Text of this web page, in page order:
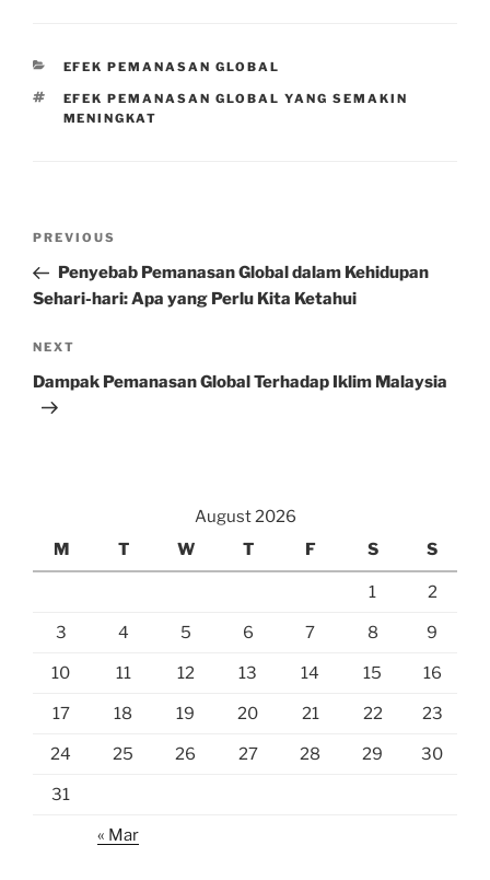
CATEGORIES
EFEK PEMANASAN GLOBAL
TAGS
EFEK PEMANASAN GLOBAL YANG SEMAKIN
MENINGKAT
Previous
Post
PREVIOUS
Penyebab Pemanasan Global dalam Kehidupan
Sehari-hari: Apa yang Perlu Kita Ketahui
Next
Post
NEXT
Dampak Pemanasan Global Terhadap Iklim Malaysia
August 2026
M
T W T F S S
1 2
3 4 5 6 7 8 9
10 11 12 13 14 15 16
17 18 19 20 21 22 23
24 25 26 27 28 29 30
31
« Mar